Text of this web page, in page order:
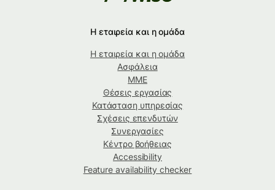
Η εταιρεία και η ομάδα
Η εταιρεία και η ομάδα
Ασφάλεια
ΜΜΕ
Θέσεις εργασίας
Κατάσταση υπηρεσίας
Σχέσεις επενδυτών
Συνεργασίες
Κέντρο βοήθειας
Accessibility
Feature availability checker